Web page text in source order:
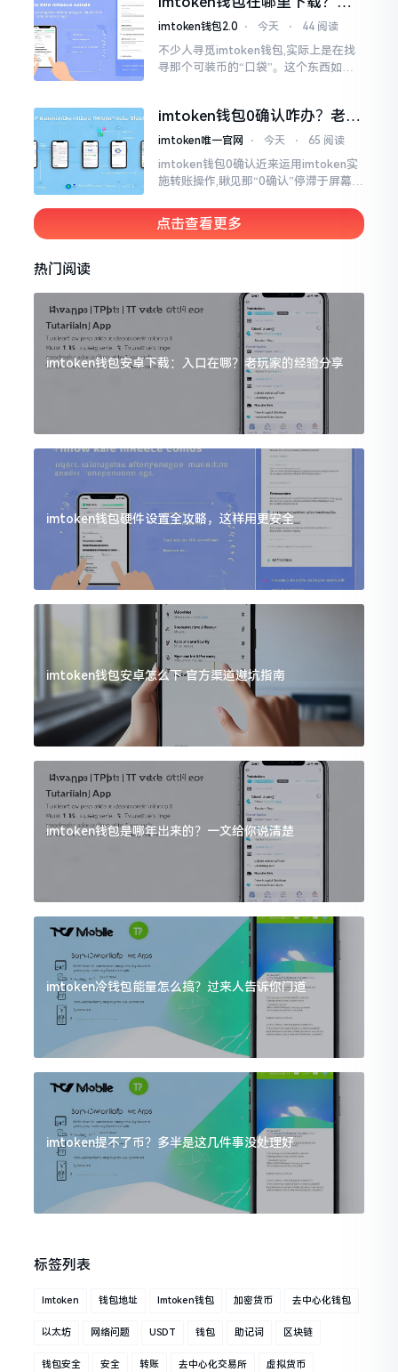
手教你几招避坑
imtoken钱包2.0 ⋅ 今天 ⋅ 44 阅读
不少人寻觅imtoken钱包,实际上是在找
寻那个可装币的“口袋”。这个东西如今
持。
imtoken钱包0确认咋办？老手
教你几招快速解决
imtoken唯一官网 ⋅ 今天 ⋅ 65 阅读
imtoken钱包0确认近来运用imtoken实
施转账操作,瞅见那“0确认”停滞于屏幕之
儿恰似前往银行进行排队,前方之人众多,
你仅有干巴巴等待其一途。
点击查看更多
热门阅读
imtoken钱包安卓下载：入口在哪？老玩家的经验分享
imtoken钱包硬件设置全攻略，这样用更安全
imtoken钱包安卓怎么下 官方渠道避坑指南
imtoken钱包是哪年出来的？一文给你说清楚
imtoken冷钱包能量怎么搞？过来人告诉你门道
imtoken提不了币？多半是这几件事没处理好
标签列表
Imtoken 钱包地址 Imtoken钱包 加密货币 去中心化钱包
以太坊 网络问题 USDT 钱包 助记词 区块链
钱包安全 安全 转账 去中心化交易所 虚拟货币